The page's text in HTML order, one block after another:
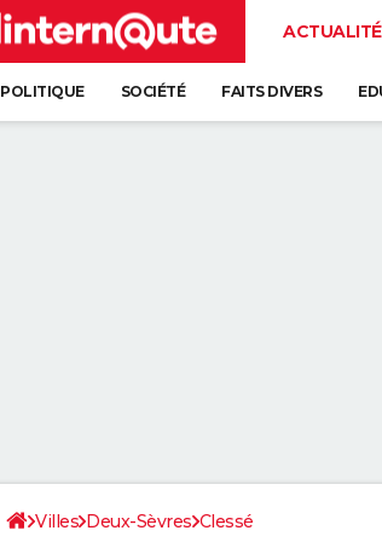
POLITIQUE SOCIÉTÉ FAITS DIVERS
Villes Deux-Sèvres Clessé